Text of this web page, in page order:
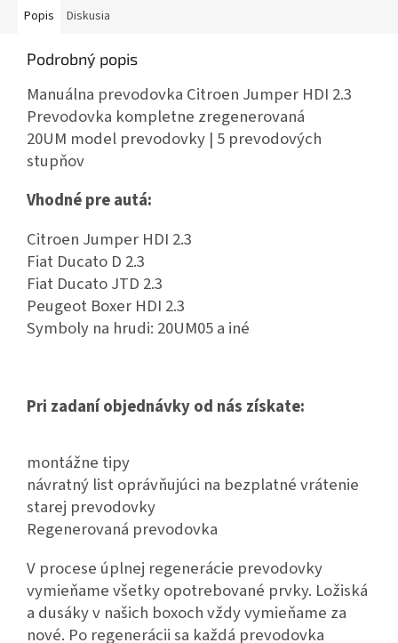
Popis Diskusia
Podrobný popis
Manuálna prevodovka Citroen Jumper HDI 2.3
Prevodovka kompletne zregenerovaná
20UM model prevodovky | 5 prevodových
stupňov
Vhodné pre autá:
Citroen Jumper HDI 2.3
Fiat Ducato D 2.3
Fiat Ducato JTD 2.3
Peugeot Boxer HDI 2.3
Symboly na hrudi: 20UM05 a iné
Pri zadaní objednávky od nás získate:
montážne tipy
návratný list oprávňujúci na bezplatné vrátenie
starej prevodovky
Regenerovaná prevodovka
V procese úplnej regenerácie prevodovky
vymieňame všetky opotrebované prvky. Ložiská
a dusáky v našich boxoch vždy vymieňame za
nové. Po regenerácii sa každá prevodovka